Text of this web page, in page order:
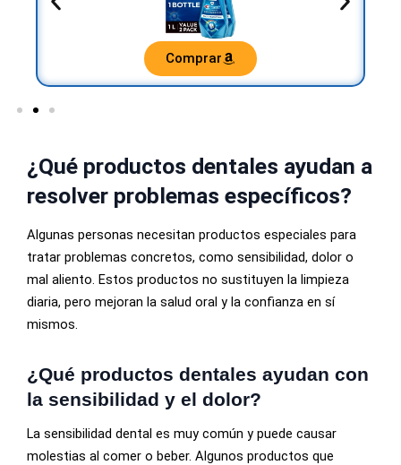
Comprar
¿Qué productos dentales ayudan a
resolver problemas específicos?
Algunas personas necesitan productos especiales para
tratar problemas concretos, como sensibilidad, dolor o
mal aliento. Estos productos no sustituyen la limpieza
diaria, pero mejoran la salud oral y la confianza en sí
mismos.
¿Qué productos dentales ayudan con
la sensibilidad y el dolor?
La sensibilidad dental es muy común y puede causar
molestias al comer o beber. Algunos productos que